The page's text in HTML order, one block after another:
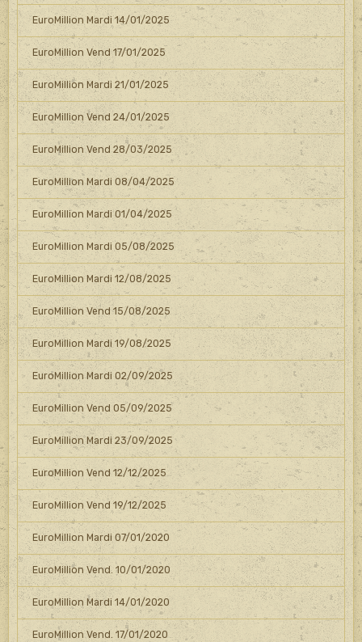
EuroMillion Mardi 14/01/2025
EuroMillion Vend 17/01/2025
EuroMillion Mardi 21/01/2025
EuroMillion Vend 24/01/2025
EuroMillion Vend 28/03/2025
EuroMillion Mardi 08/04/2025
EuroMillion Mardi 01/04/2025
EuroMillion Mardi 05/08/2025
EuroMillion Mardi 12/08/2025
EuroMillion Vend 15/08/2025
EuroMillion Mardi 19/08/2025
EuroMillion Mardi 02/09/2025
EuroMillion Vend 05/09/2025
EuroMillion Mardi 23/09/2025
EuroMillion Vend 12/12/2025
EuroMillion Vend 19/12/2025
EuroMillion Mardi 07/01/2020
EuroMillion Vend. 10/01/2020
EuroMillion Mardi 14/01/2020
EuroMillion Vend. 17/01/2020